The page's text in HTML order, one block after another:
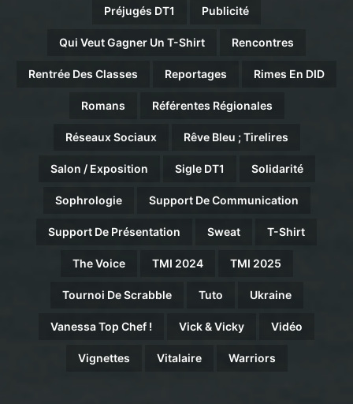
Préjugés DT1 Publicité
Qui Veut Gagner Un T-Shirt Rencontres
Rentrée Des Classes Reportages Rimes En DID
Romans Référentes Régionales
Réseaux Sociaux Rêve Bleu ; Tirelires
Salon / Exposition Sigle DT1 Solidarité
Sophrologie Support De Communication
Support De Présentation Sweat T-Shirt
The Voice TMI 2024 TMI 2025
Tournoi De Scrabble Tuto Ukraine
Vanessa Top Chef ! Vick & Vicky Vidéo
Vignettes Vitalaire Warriors